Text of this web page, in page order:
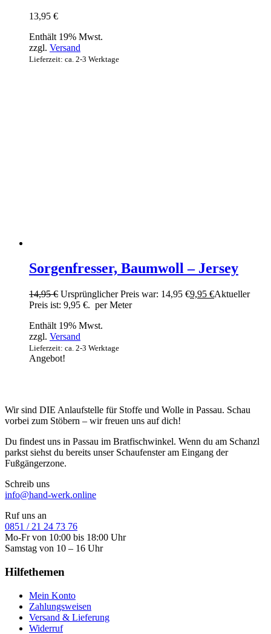
13,95 €
Enthält 19% Mwst.
zzgl. Versand
Lieferzeit: ca. 2-3 Werktage
Sorgenfresser, Baumwoll – Jersey
14,95€ Ursprünglicher Preis war: 14,95 €9,95 €Aktueller
Preis ist: 9,95 €. per Meter
Enthält 19% Mwst.
zzgl. Versand
Lieferzeit: ca. 2-3 Werktage
Angebot!
Wir sind DIE Anlaufstelle für Stoffe und Wolle in Passau. Schau
vorbei zum Stöbern – wir freuen uns auf dich!
Du findest uns in Passau im Bratfischwinkel. Wenn du am Schanzl
parkst siehst du bereits unser Schaufenster am Eingang der
Fußgängerzone.
Schreib uns
info@hand-werk.online
Ruf uns an
0851 / 21 24 73 76
Mo-Fr von 10:00 bis 18:00 Uhr
Samstag von 10 – 16 Uhr
Hilfethemen
Mein Konto
Zahlungsweisen
Versand & Lieferung
Widerruf